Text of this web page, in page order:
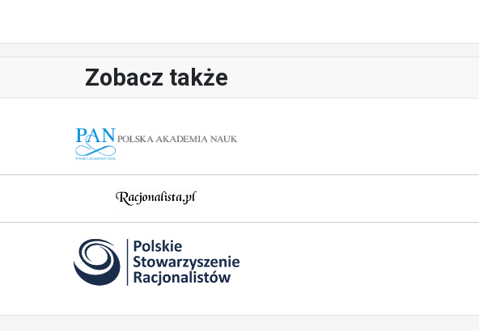
Zobacz także